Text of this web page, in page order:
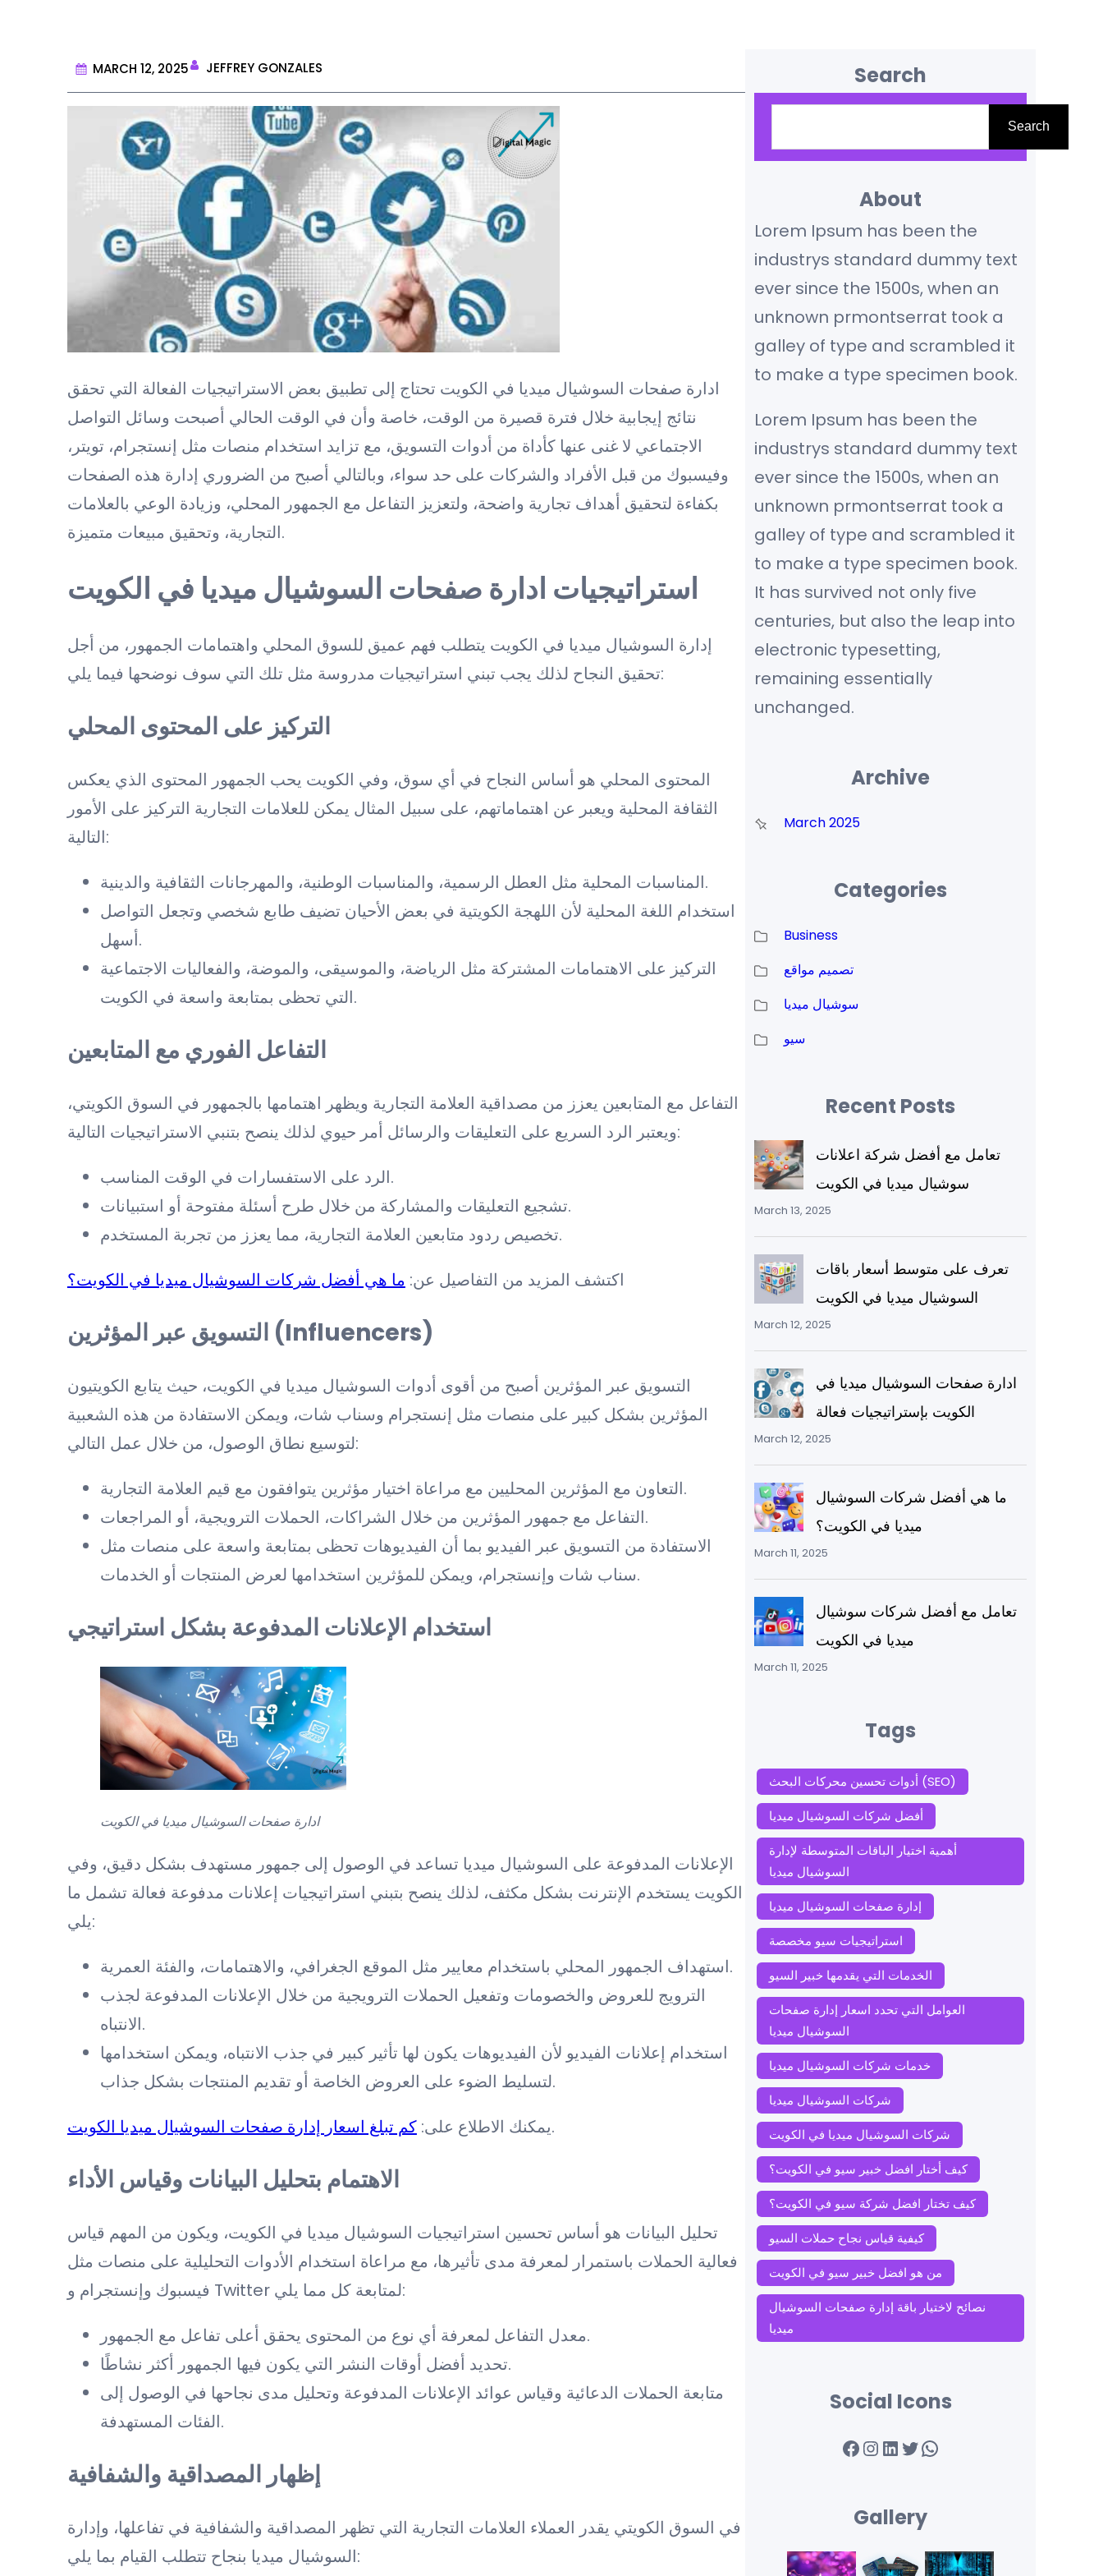
MARCH 12, 2025 JEFFREY GONZALES
ادارة صفحات السوشيال ميديا في الكويت تحتاج إلى تطبيق بعض الاستراتيجيات الفعالة التي تحقق
نتائج إيجابية خلال فترة قصيرة من الوقت، خاصة وأن في الوقت الحالي أصبحت وسائل التواصل
الاجتماعي لا غنى عنها كأداة من أدوات التسويق، مع تزايد استخدام منصات مثل إنستجرام، تويتر،
وفيسبوك من قبل الأفراد والشركات على حد سواء، وبالتالي أصبح من الضروري إدارة هذه الصفحات
بكفاءة لتحقيق أهداف تجارية واضحة، ولتعزيز التفاعل مع الجمهور المحلي، وزيادة الوعي بالعلامات
التجارية، وتحقيق مبيعات متميزة.
استراتيجيات ادارة صفحات السوشيال ميديا في الكويت
إدارة السوشيال ميديا في الكويت يتطلب فهم عميق للسوق المحلي واهتمامات الجمهور، من أجل
تحقيق النجاح لذلك يجب تبني استراتيجيات مدروسة مثل تلك التي سوف نوضحها فيما يلي:
التركيز على المحتوى المحلي
المحتوى المحلي هو أساس النجاح في أي سوق، وفي الكويت يحب الجمهور المحتوى الذي يعكس
الثقافة المحلية ويعبر عن اهتماماتهم، على سبيل المثال يمكن للعلامات التجارية التركيز على الأمور
التالية:
المناسبات المحلية مثل العطل الرسمية، والمناسبات الوطنية، والمهرجانات الثقافية والدينية.
استخدام اللغة المحلية لأن اللهجة الكويتية في بعض الأحيان تضيف طابع شخصي وتجعل التواصل
أسهل.
التركيز على الاهتمامات المشتركة مثل الرياضة، والموسيقى، والموضة، والفعاليات الاجتماعية
التي تحظى بمتابعة واسعة في الكويت.
التفاعل الفوري مع المتابعين
التفاعل مع المتابعين يعزز من مصداقية العلامة التجارية ويظهر اهتمامها بالجمهور في السوق الكويتي،
ويعتبر الرد السريع على التعليقات والرسائل أمر حيوي لذلك ينصح بتنبي الاستراتيجيات التالية:
الرد على الاستفسارات في الوقت المناسب.
تشجيع التعليقات والمشاركة من خلال طرح أسئلة مفتوحة أو استبيانات.
تخصيص ردود متابعين العلامة التجارية، مما يعزز من تجربة المستخدم.
اكتشف المزيد من التفاصيل عن: ما هي أفضل شركات السوشيال ميديا في الكويت؟
التسويق عبر المؤثرين (Influencers)
التسويق عبر المؤثرين أصبح من أقوى أدوات السوشيال ميديا في الكويت، حيث يتابع الكويتيون
المؤثرين بشكل كبير على منصات مثل إنستجرام وسناب شات، ويمكن الاستفادة من هذه الشعبية
لتوسيع نطاق الوصول، من خلال عمل التالي:
التعاون مع المؤثرين المحليين مع مراعاة اختيار مؤثرين يتوافقون مع قيم العلامة التجارية.
التفاعل مع جمهور المؤثرين من خلال الشراكات، الحملات الترويجية، أو المراجعات.
الاستفادة من التسويق عبر الفيديو بما أن الفيديوهات تحظى بمتابعة واسعة على منصات مثل
سناب شات وإنستجرام، ويمكن للمؤثرين استخدامها لعرض المنتجات أو الخدمات.
استخدام الإعلانات المدفوعة بشكل استراتيجي
ادارة صفحات السوشيال ميديا في الكويت
الإعلانات المدفوعة على السوشيال ميديا تساعد في الوصول إلى جمهور مستهدف بشكل دقيق، وفي
الكويت يستخدم الإنترنت بشكل مكثف، لذلك ينصح بتبني استراتيجيات إعلانات مدفوعة فعالة تشمل ما
يلي:
استهداف الجمهور المحلي باستخدام معايير مثل الموقع الجغرافي، والاهتمامات، والفئة العمرية.
الترويج للعروض والخصومات وتفعيل الحملات الترويجية من خلال الإعلانات المدفوعة لجذب
الانتباه.
استخدام إعلانات الفيديو لأن الفيديوهات يكون لها تأثير كبير في جذب الانتباه، ويمكن استخدامها
لتسليط الضوء على العروض الخاصة أو تقديم المنتجات بشكل جذاب.
يمكنك الاطلاع على:كم تبلغ اسعار إدارة صفحات السوشيال ميديا الكويت .
الاهتمام بتحليل البيانات وقياس الأداء
تحليل البيانات هو أساس تحسين استراتيجيات السوشيال ميديا في الكويت، ويكون من المهم قياس
فعالية الحملات باستمرار لمعرفة مدى تأثيرها، مع مراعاة استخدام الأدوات التحليلية على منصات مثل
فيسبوك وإنستجرام و Twitter لمتابعة كل مما يلي:
معدل التفاعل لمعرفة أي نوع من المحتوى يحقق أعلى تفاعل مع الجمهور.
تحديد أفضل أوقات النشر التي يكون فيها الجمهور أكثر نشاطًا.
متابعة الحملات الدعائية وقياس عوائد الإعلانات المدفوعة وتحليل مدى نجاحها في الوصول إلى
الفئات المستهدفة.
إظهار المصداقية والشفافية
في السوق الكويتي يقدر العملاء العلامات التجارية التي تظهر المصداقية والشفافية في تفاعلها، وإدارة
السوشيال ميديا بنجاح تتطلب القيام بما يلي:
Search
a
c
h
Search
About
Lorem Ipsum has been the
industrys standard dummy text
ever since the 1500s, when an
unknown prmontserrat took a
galley of type and scrambled it
to make a type specimen book.
Lorem Ipsum has been the
industrys standard dummy text
ever since the 1500s, when an
unknown prmontserrat took a
galley of type and scrambled it
to make a type specimen book.
It has survived not only five
centuries, but also the leap into
electronic typesetting,
remaining essentially
unchanged.
Archive
March 2025
Categories
Business
تصميم مواقع
سوشيال ميديا
سيو
Recent Posts
تعامل مع أفضل شركة اعلانات
سوشيال ميديا في الكويت
March 13, 2025
تعرف على متوسط أسعار باقات
السوشيال ميديا في الكويت
March 12, 2025
ادارة صفحات السوشيال ميديا في
الكويت بإستراتيجيات فعالة
March 12, 2025
ما هي أفضل شركات السوشيال
ميديا في الكويت؟
March 11, 2025
تعامل مع أفضل شركات سوشيال
ميديا في الكويت
March 11, 2025
Tags
أدوات تحسين محركات البحث (SEO)
أفضل شركات السوشيال ميديا
أهمية اختيار الباقات المتوسطة لإدارة
السوشيال ميديا
إدارة صفحات السوشيال ميديا
استراتيجيات سيو مخصصة
الخدمات التي يقدمها خبير السيو
العوامل التي تحدد اسعار إدارة صفحات
السوشيال ميديا
خدمات شركات السوشيال ميديا
شركات السوشيال ميديا
شركات السوشيال ميديا في الكويت
كيف أختار افضل خبير سيو في الكويت؟
كيف تختار افضل شركة سيو في الكويت؟
كيفية قياس نجاح حملات السيو
من هو افضل خبير سيو في الكويت
نصائح لاختيار باقة إدارة صفحات السوشيال
ميديا
Social Icons
Facebook InstagramLinkedIn Twitter WhatsApp
Gallery